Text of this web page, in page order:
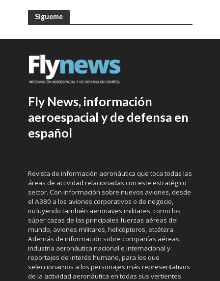
Sígueme
Fly News, información
aeroespacial y de defensa en
español
Revista de información aeronáutica que toca todas las
áreas de actividad relacionadas con este estratégico
sector. Con información sobre nuevos aviones, desde
el A380 a los aviones corporativos o de negocio,
incluyendo también aeronaves militares, como los
súper cazas de las principales fuerzas aéreas del
mundo, aviones militares, helicópteros, etcétera.
Además de información sobre compañías aéreas,
industria aeronáutica nacional e internacional y
reportajes de interés humano, para los que
seleccionamos a los personajes más representativos
de la actividad aeronáutica en todas sus vertientes.